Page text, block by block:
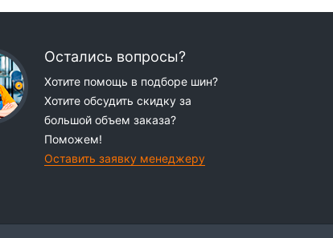
Остались вопросы?
Хотите помощь в подборе шин?
Хотите обсудить скидку за
большой объем заказа?
Поможем!
Оставить заявку менеджеру